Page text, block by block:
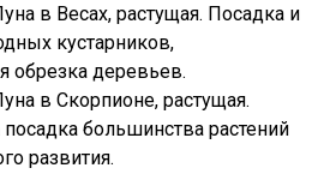
в Весах, растущая. Посадка и
кустарников,
деревьев.
в Скорпионе, растущая.
посадка большинства растений
развития.